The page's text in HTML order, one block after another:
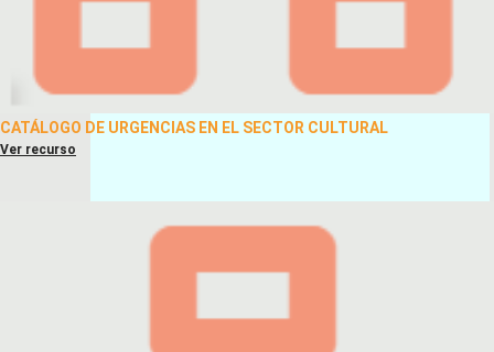
CATÁLOGO DE URGENCIAS EN EL SECTOR CULTURAL
Ver recurso